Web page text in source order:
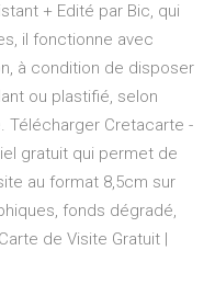
+ Edité par Bic, qui
il fonctionne avec
à condition de disposer
ou plastifié, selon
Télécharger Cretacarte -
gratuit qui permet de
au format 8,5cm sur
fonds dégradé,
de Visite Gratuit |